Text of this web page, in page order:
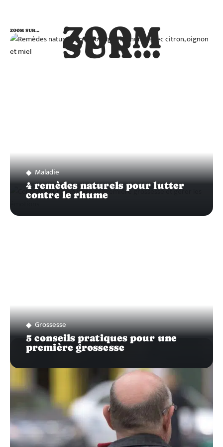
ZOOM
SUR…
ZOOM SUR…
Maladie
4 remèdes naturels pour lutter
contre le rhume
Grossesse
5 conseils pratiques pour une
première grossesse